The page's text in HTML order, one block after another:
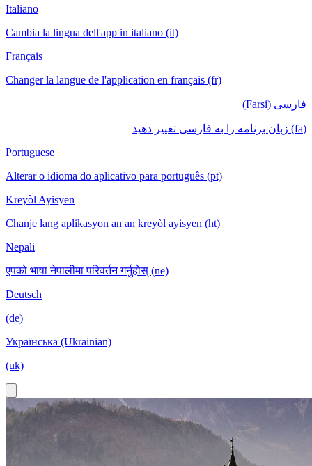
Italiano
Cambia la lingua dell'app in italiano (it)
Français
Changer la langue de l'application en français (fr)
فارسی (Farsi)
(fa) زبان برنامه را به فارسی تغییر دهید
Portuguese
Alterar o idioma do aplicativo para português (pt)
Kreyòl Ayisyen
Chanje lang aplikasyon an an kreyòl ayisyen (ht)
Nepali
एपको भाषा नेपालीमा परिवर्तन गर्नुहोस् (ne)
Deutsch
(de)
Українська (Ukrainian)
(uk)